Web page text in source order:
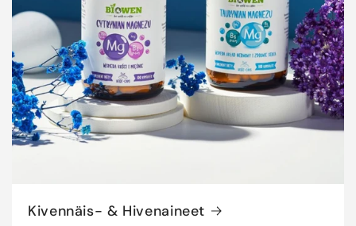
Kivennäis- & Hivenaineet